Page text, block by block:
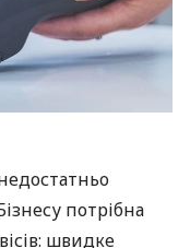
потрібна
швидке